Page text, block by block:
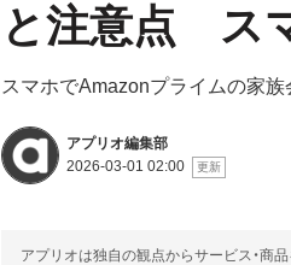
と注意点 ス
スマホでAmazonプライムの家族
アプリオ編集部
2026-03-01 02:00
アプリオは独自の観点からサービス・商